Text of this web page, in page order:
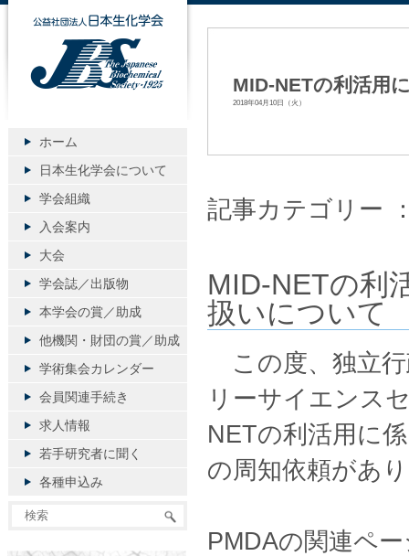
MID-NETの利活用
2018年04月10日（火）
記事カテゴリー
MID-NETの利
扱いについて
この度、独立行
リーサイエンス
NETの利活用に
の周知依頼があ
PMDAの関連ペ
公益社団法人日本生化学会
ホーム
日本生化学会について
学会組織
入会案内
大会
学会誌／出版物
本学会の賞／助成
他機関・財団の賞／助成
学術集会カレンダー
会員関連手続き
求人情報
若手研究者に聞く
各種申込み